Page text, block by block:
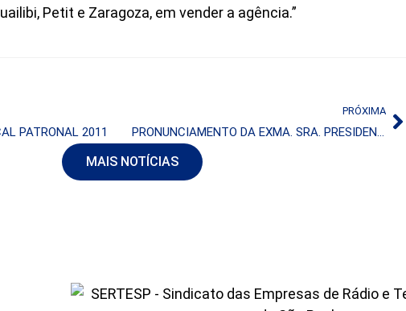
Petit e Zaragoza, em vender a agência.”
PATRONAL 2011
PRÓXIMA
PRONUNCIAMENTO DA EXMA. SRA. PRESIDENTE DA REPÚBLICA, Dilma Rousseff
MAIS NOTÍCIAS